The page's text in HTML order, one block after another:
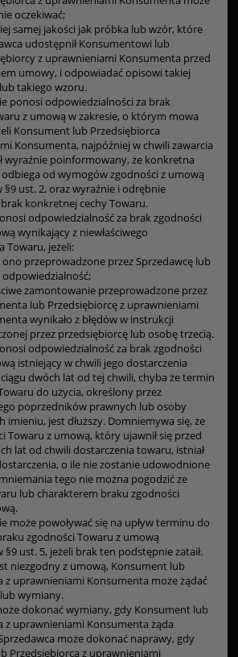
oczekiwać;
samej jakości jak próbka lub wzór, które
udostępnił Konsumentowi lub
z uprawnieniami Konsumenta przed
umowy, i odpowiadać opisowi takiej
takiego wzoru.
ponosi odpowiedzialności za brak
z umową w zakresie, o którym mowa
Konsument lub Przedsiębiorca
Konsumenta, najpóźniej w chwili zawarcia
wyraźnie poinformowany, że konkretna
od wymogów zgodności z umową
ust. 2, oraz wyraźnie i odrębnie
konkretnej cechy Towaru.
odpowiedzialność za brak zgodności
wynikający z niewłaściwego
Towaru, jeżeli:
ono przeprowadzone przez Sprzedawcę lub
odpowiedzialność;
zamontowanie przeprowadzone przez
lub Przedsiębiorcę z uprawnieniami
wynikało z błędów w instrukcji
przez przedsiębiorcę lub osobę trzecią.
odpowiedzialność za brak zgodności
istniejący w chwili jego dostarczenia
dwóch lat od tej chwili, chyba że termin
do użycia, określony przez
poprzedników prawnych lub osoby
imieniu, jest dłuższy. Domniemywa się, że
Towaru z umową, który ujawnił się przed
lat od chwili dostarczenia towaru, istniał
o ile nie zostanie udowodnione
tego nie można pogodzić ze
lub charakterem braku zgodności
może powoływać się na upływ terminu do
zgodności Towaru z umową
ust. 5, jeżeli brak ten podstępnie zataił.
niezgodny z umową, Konsument lub
z uprawnieniami Konsumenta może żądać
wymiany.
dokonać wymiany, gdy Konsument lub
z uprawnieniami Konsumenta żąda
może dokonać naprawy, gdy
Przedsiębiorca z uprawnieniami